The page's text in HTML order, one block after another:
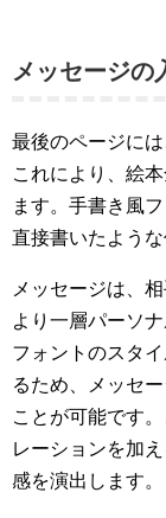
メッセージの
最後のページに
これにより、絵
ます。手書き風
直接書いたよう
メッセージは、
より一層パーソ
フォントのスタ
るため、メッセ
ことが可能です
レーションを加
感を演出します。